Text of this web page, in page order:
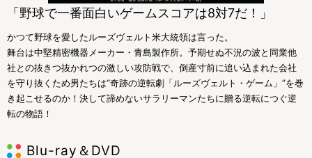
「野球で一番面白いゲームスコアは8対7だ！」
かつて野球を愛したルーズヴェルト米大統領は言った。
舞台は中堅精密機器メーカー・青島製作所。予期せぬ不況の波と同業他
社との抜きつ抜かれつの激しい攻防戦で、倒産寸前に追い込まれた会社
を守り抜くため男たちは“奇跡の逆転劇「ルーズヴェルト・ゲーム」”を巻
き起こせるのか！決して諦めないサラリーマンたちに贈る逆転につぐ逆
転の物語！
Blu-ray＆DVD